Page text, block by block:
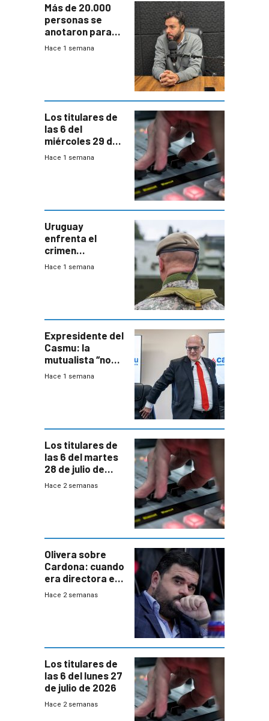
Más de 20.000
personas se
anotaron para
las pruebas
Hace 1 semana
Los titulares de
las 6 del
miércoles 29 de
julio de 2026
Hace 1 semana
Uruguay
enfrenta el
crimen
organizado con
seguridad
Hace 1 semana
Expresidente del
Casmu: la
mutualista “no
está para pagar”
Hace 1 semana
Los titulares de
las 6 del martes
28 de julio de
2026
Hace 2 semanas
Olivera sobre
Cardona: cuando
era directora en
UTE “no era muy
Hace 2 semanas
Los titulares de
las 6 del lunes 27
de julio de 2026
Hace 2 semanas